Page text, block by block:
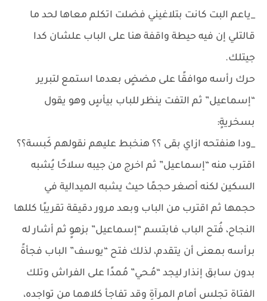
_ياعم البت كانت بتلاغيني فضلت اتكلم معاها لحد ما
قالتلي إن فيه حيطة واقفة هنا على الباب علشان كدا
جيتلك.
حرك رأسه موافقًا على مضضٍ بعدما استمع لتبرير
“إسماعيل” ثم التفت ينظر للباب بيأسٍ وهو يقول
بسخريةٍ:
_ودا هنفتحه ازاي بقى ؟؟ هنخبط عليهم نقولهم كَبسة؟؟
اقترب منه “إسماعيل” ثم اخرج من جيبه سلاحًا يُشبه
السكين لكنه أصغر حجمًا حيث يشبه الميدالية في
حجمها ثم اقترب من الباب وبعد مرور دقيقة تقريبًا كللها
النجاح، فُتح الباب فابتسم “إسماعيل” بزهوٍ ثم أشار له
برأسه بمعنى أن يتقدم، لذلك فتح “يوسف” الباب فجأةً
بدون سابق إنذار ليجد “مُـحي” مُمدًا على الفراش وتلك
الفتاة تجلس أمام المرآةِ وقد تفاجأ كلاهما من تواجده،